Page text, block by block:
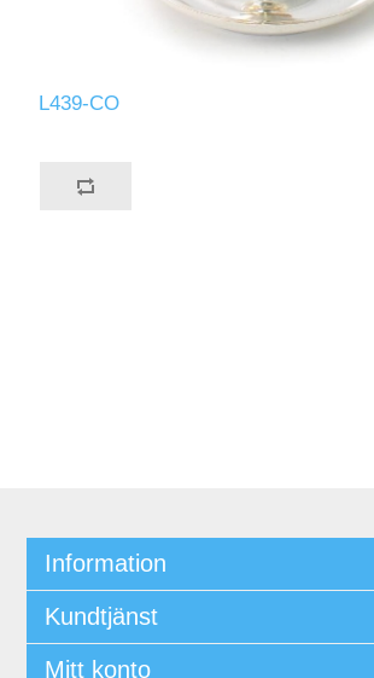
L439-CO
Information
Kundtjänst
Mitt konto